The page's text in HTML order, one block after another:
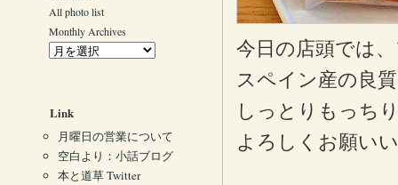
今日の店頭では
スペイン産の良
しっとりもっち
よろしくお願い
All photo list
Monthly Archives
Link
月曜日の営業について
空白より：小話ブログ
本と道草 Twitter